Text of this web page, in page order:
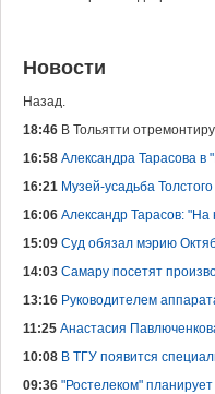
Новости
Назад.
18:46 В Тольятти
16:58 Александра Тарасова в
16:21 Музей-усадьба
16:06 Александр Тарасов: "На
15:09 Суд обязал мэрию
14:03 Самару посетят
13:16 Руководителем
11:25 Анастасия
10:08 В ТГУ появится
09:36 "Ростелеком"